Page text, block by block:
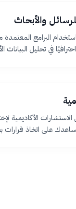
والأبحاث
البرامج
في تحليل البيانات
الأكاديمية
على اتخاذ قرارات